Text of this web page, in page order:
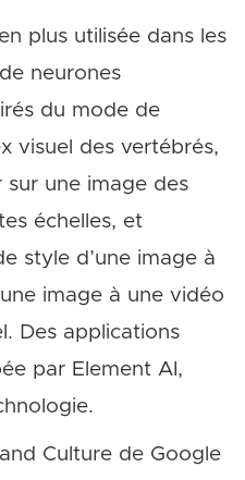
plus utilisée dans les
neurones
du mode de
visuel des vertébrés,
sur une image des
échelles, et
style d’une image à
image à une vidéo
Des applications
par Element AI,
Culture de Google